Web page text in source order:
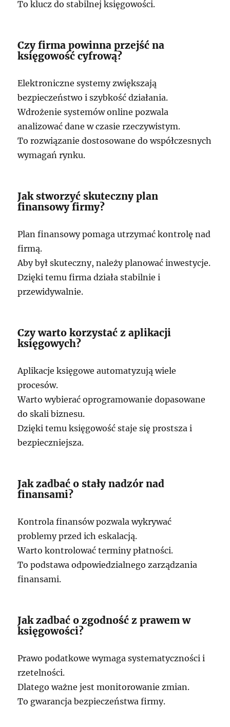
To klucz do stabilnej księgowości.
Czy firma powinna przejść na
księgowość cyfrową?
Elektroniczne systemy zwiększają
bezpieczeństwo i szybkość działania.
Wdrożenie systemów online pozwala
analizować dane w czasie rzeczywistym.
To rozwiązanie dostosowane do współczesnych
wymagań rynku.
Jak stworzyć skuteczny plan
finansowy firmy?
Plan finansowy pomaga utrzymać kontrolę nad
firmą.
Aby był skuteczny, należy planować inwestycje.
Dzięki temu firma działa stabilnie i
przewidywalnie.
Czy warto korzystać z aplikacji
księgowych?
Aplikacje księgowe automatyzują wiele
procesów.
Warto wybierać oprogramowanie dopasowane
do skali biznesu.
Dzięki temu księgowość staje się prostsza i
bezpieczniejsza.
Jak zadbać o stały nadzór nad
finansami?
Kontrola finansów pozwala wykrywać
problemy przed ich eskalacją.
Warto kontrolować terminy płatności.
To podstawa odpowiedzialnego zarządzania
finansami.
Jak zadbać o zgodność z prawem w
księgowości?
Prawo podatkowe wymaga systematyczności i
rzetelności.
Dlatego ważne jest monitorowanie zmian.
To gwarancja bezpieczeństwa firmy.